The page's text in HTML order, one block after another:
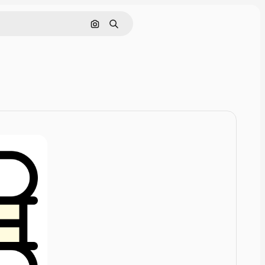
画像で検索
検索